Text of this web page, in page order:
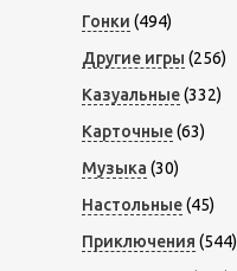
Гонки (494)
Другие игры (256)
Казуальные(332)
Карточные(63)
Музыка (30)
Настольные(45)
Приключения (544)